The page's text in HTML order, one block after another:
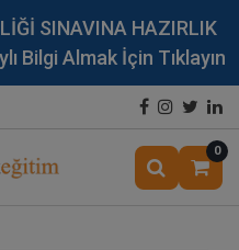
SINAVINA HAZIRLIK
Bilgi Almak İçin Tıklayın
0